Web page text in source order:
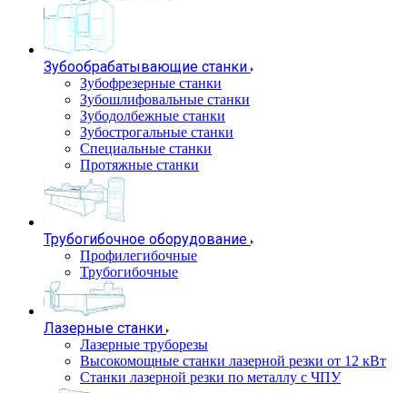
Зубообрабатывающие станки
Зубофрезерные станки
Зубошлифовальные станки
Зубодолбежные станки
Зубострогальные станки
Специальные станки
Протяжные станки
Трубогибочное оборудование
Профилегибочные
Трубогибочные
Лазерные станки
Лазерные труборезы
Высокомощные станки лазерной резки от 12 кВт
Станки лазерной резки по металлу с ЧПУ